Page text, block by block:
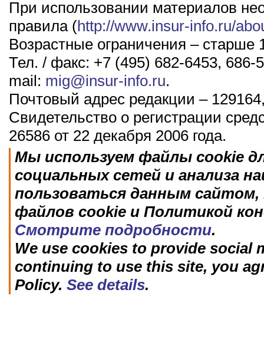
При использовании материалов
правила (http://www.insur-info.ru/
Возрастные ограничения – старше
Тел. / факс: +7 (495) 682-6453, 686-
mail: mig@insur-info.ru.
Почтовый адрес редакции –
Свидетельство о регистрации
26586 от 22 декабря 2006 года.
Мы используем файлы cookie
социальных сетей и анализа
пользоваться данным
файлов cookie и Политикой
Смотрите подробности.
We use cookies to provide social
continuing to use this site, you
Policy. See details.